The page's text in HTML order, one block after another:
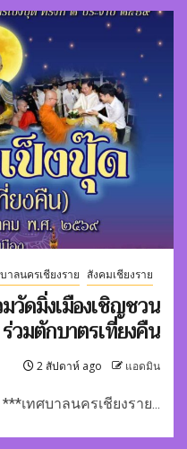
าลนครเชียงราย สังคมเชียงราย
วัดมิ่งเมืองเชิญชวน
ร่วมตักบาตรเที่ยงคืน
2 สัปดาห์ ago แอดมิน
***เทศบาลนครเชียงราย...